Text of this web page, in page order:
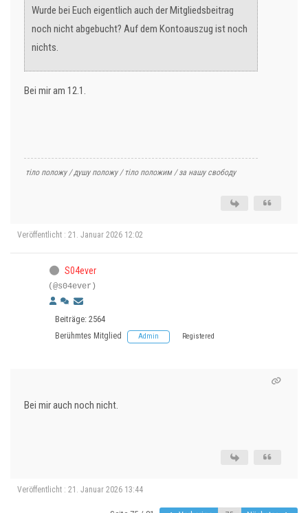
Wurde bei Euch eigentlich auch der Mitgliedsbeitrag
noch nicht abgebucht? Auf dem Kontoauszug ist noch
nichts.
Bei mir am 12.1.
тіло положу / душу положу / тіло положим / за нашу свободу
Veröffentlicht : 21. Januar 2026 12:02
S04ever
(@s04ever)
Beiträge: 2564
Berühmtes Mitglied Admin Registered
Bei mir auch noch nicht.
Veröffentlicht : 21. Januar 2026 13:44